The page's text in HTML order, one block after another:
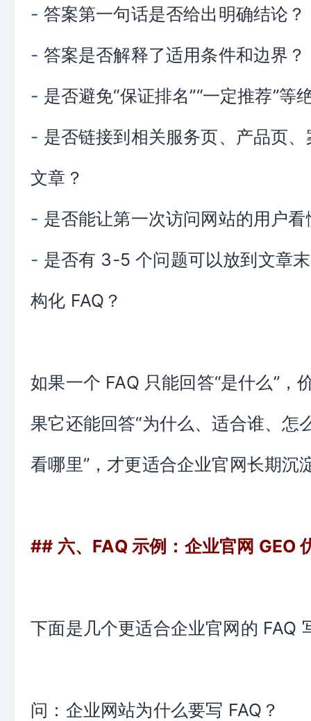
- 答案第一句话是否给出明确结论？
- 答案是否解释了适用条件和边界？
- 是否避免“保证排名”“一定推荐”等
- 是否链接到相关服务页、产品页
文章？
- 是否能让第一次访问网站的用户看
- 是否有 3-5 个问题可以放到文章
构化 FAQ？
如果一个 FAQ 只能回答“是什么”，
果它还能回答“为什么、适合谁、怎
看哪里”，才更适合企业官网长期沉
## 六、FAQ 示例：企业官网 GEO
下面是几个更适合企业官网的 FAQ
问：企业网站为什么要写 FAQ？